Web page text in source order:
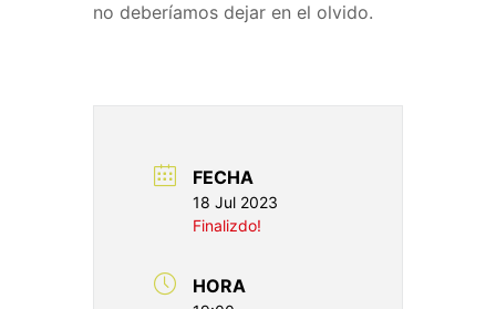
no deberíamos dejar en el olvido.
FECHA
18 Jul 2023
Finalizdo!
HORA